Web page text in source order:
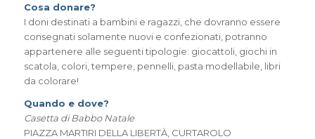
Cosa donare?
I doni destinati a bambini e ragazzi, che dovranno essere
consegnati solamente nuovi e confezionati, potranno
appartenere alle seguenti tipologie: giocattoli, giochi in
scatola, colori, tempere, pennelli, pasta modellabile, libri
da colorare!
Quando e dove?
Casetta di Babbo Natale
PIAZZA MARTIRI DELLA LIBERTÀ, CURTAROLO